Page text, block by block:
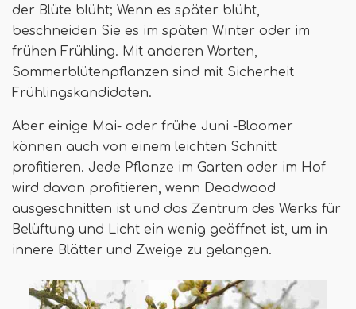
der Blüte blüht; Wenn es später blüht,
beschneiden Sie es im späten Winter oder im
frühen Frühling. Mit anderen Worten,
Sommerblütenpflanzen sind mit Sicherheit
Frühlingskandidaten.
Aber einige Mai- oder frühe Juni -Bloomer
können auch von einem leichten Schnitt
profitieren. Jede Pflanze im Garten oder im Hof ​​
wird davon profitieren, wenn Deadwood
ausgeschnitten ist und das Zentrum des Werks für
Belüftung und Licht ein wenig geöffnet ist, um in
innere Blätter und Zweige zu gelangen.